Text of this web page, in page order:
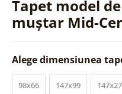
Tapet model
muștar Mid-
Alege dimensiunea
98x66 147x99